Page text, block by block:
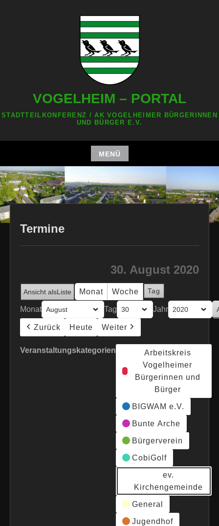
VOGELHEIM – PORTAL
STADTTEILKONFERENZ / AK VOGELHEIMER BÜRGERINNEN
UND BÜRGER E.V.
MENÜ
Zum
Inhalt
springen
Termine
30. August 2020
Ansicht alsListe Monat Woche Tag
Monat Tag Jahr
Zurück Heute Weiter
Veranstaltungskategorien
Arbeitskreis
Vogelheimer
Bürgerinnen und
Bürger
BIGWAM e.V.
Bunte Arche
Bürgerverein
CobiGolf
ev.
Kirchengemeinde
General
Jugendhof